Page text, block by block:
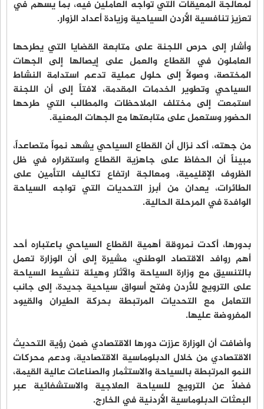
لمعالجة المعيقات التي تواجه العاملين فيه، بما يسهم في
تعزيز تنافسية الأردن السياحية وزيادة أعداد الزوار.
وأشار إلى حرص اللجنة على متابعة القضايا التي يطرحها
العاملون في القطاع والعمل على إيصالها إلى الجهات
المختصة، وصولاً إلى حلول عملية تدعم استدامة النشاط
السياحي وتطوير الخدمات المقدمة، لافتاً إلى أن اللجنة
استمعت إلى مختلف الملاحظات والمطالب التي طرحها
الحضور وستعمل على متابعتها مع الجهات المعنية.
من جهته، أكد نزال أن القطاع السياحي يشهد نمواً متصاعداً،
مبيناً أن الحفاظ على جاهزية القطاع واستقراره في ظل
الظروف الإقليمية، ومعالجة ارتفاع تكاليف التأمين على
الطائرات، يعدان من أبرز التحديات التي تواجه السياحة
الوافدة في المرحلة الحالية.
بدورها، أكدت نمروقة أهمية القطاع السياحي باعتباره أحد
أهم روافد الاقتصاد الوطني، مشيرة إلى أن الوزارة تعمل
بالتنسيق مع وزارة السياحة والآثار وهيئة تنشيط السياحة
على الترويج للأردن وفتح أسواق سياحية جديدة، إلى جانب
التعامل مع التحديات المرتبطة بحركة الطيران والقيود
المفروضة عليها.
وأضافت أن الوزارة عززت دورها الاقتصادي ضمن رؤية التحديث
الاقتصادي من خلال الدبلوماسية الاقتصادية، ودعم محركات
النمو المرتبطة بالسياحة والاستثمار والصناعات عالية القيمة،
فضلاً عن الترويج للسياحة العلاجية والاستشفائية عبر
البعثات الدبلوماسية الأردنية في الخارج.